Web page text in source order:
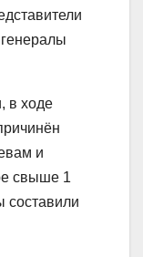
в ходе
и
свыше 1
составили